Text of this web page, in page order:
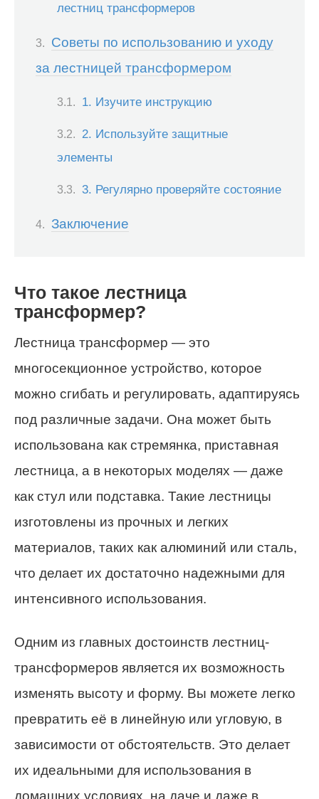
лестниц трансформеров
Советы по использованию и уходу
за лестницей трансформером
1. Изучите инструкцию
2. Используйте защитные
элементы
3. Регулярно проверяйте состояние
Заключение
Что такое лестница
трансформер?
Лестница трансформер — это
многосекционное устройство, которое
можно сгибать и регулировать, адаптируясь
под различные задачи. Она может быть
использована как стремянка, приставная
лестница, а в некоторых моделях — даже
как стул или подставка. Такие лестницы
изготовлены из прочных и легких
материалов, таких как алюминий или сталь,
что делает их достаточно надежными для
интенсивного использования.
Одним из главных достоинств лестниц-
трансформеров является их возможность
изменять высоту и форму. Вы можете легко
превратить её в линейную или угловую, в
зависимости от обстоятельств. Это делает
их идеальными для использования в
домашних условиях, на даче и даже в